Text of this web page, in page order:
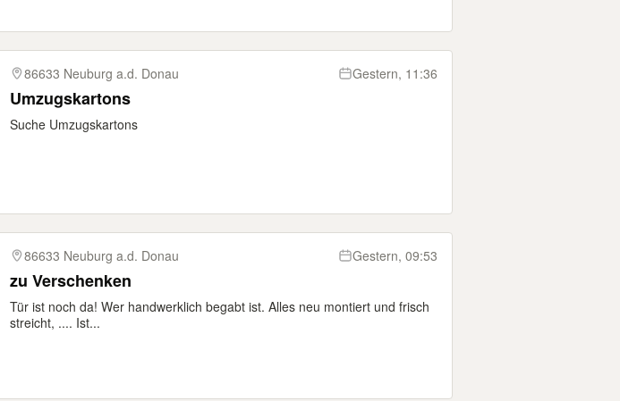
86633 Neuburg a.d. Donau Gestern, 11:36
Umzugskartons
Suche Umzugskartons
86633 Neuburg a.d. Donau Gestern, 09:53
zu Verschenken
Tür ist noch da! Wer handwerklich begabt ist. Alles neu montiert und frisch
streicht, .... Ist...